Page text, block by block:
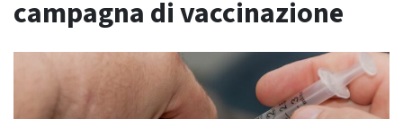
campagna di vaccinazione